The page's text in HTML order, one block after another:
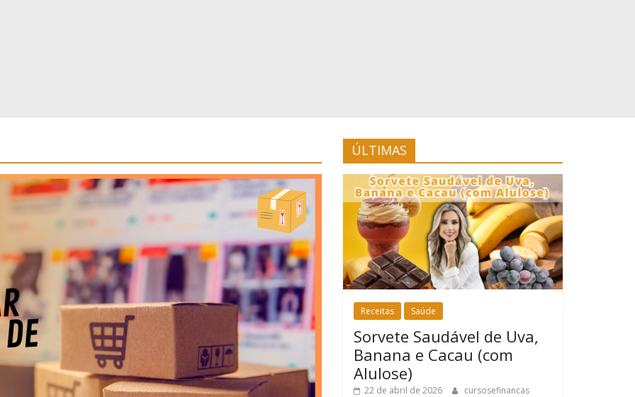
ÚLTIMAS
Receitas Saúde
Sorvete Saudável de Uva,
Banana e Cacau (com
Alulose)
22 de abril de 2026 cursosefinancas